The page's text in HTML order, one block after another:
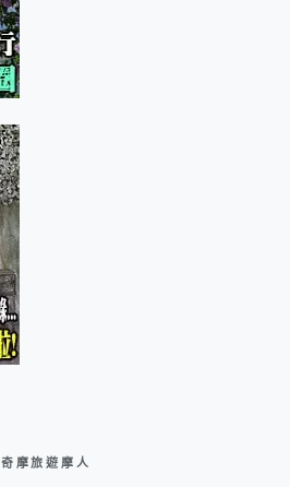
奇摩旅遊摩人